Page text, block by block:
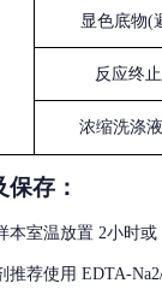
显色底物(
反应终
浓缩洗涤液
保存 ：
本室温放置 2小时或
推荐使用 EDTA-